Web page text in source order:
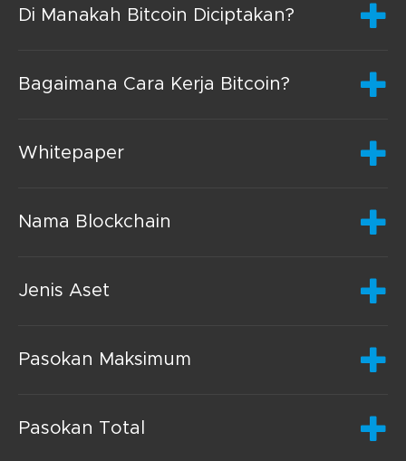
Di Manakah Bitcoin Diciptakan?
Bagaimana Cara Kerja Bitcoin?
Whitepaper
Nama Blockchain
Jenis Aset
Pasokan Maksimum
Pasokan Total